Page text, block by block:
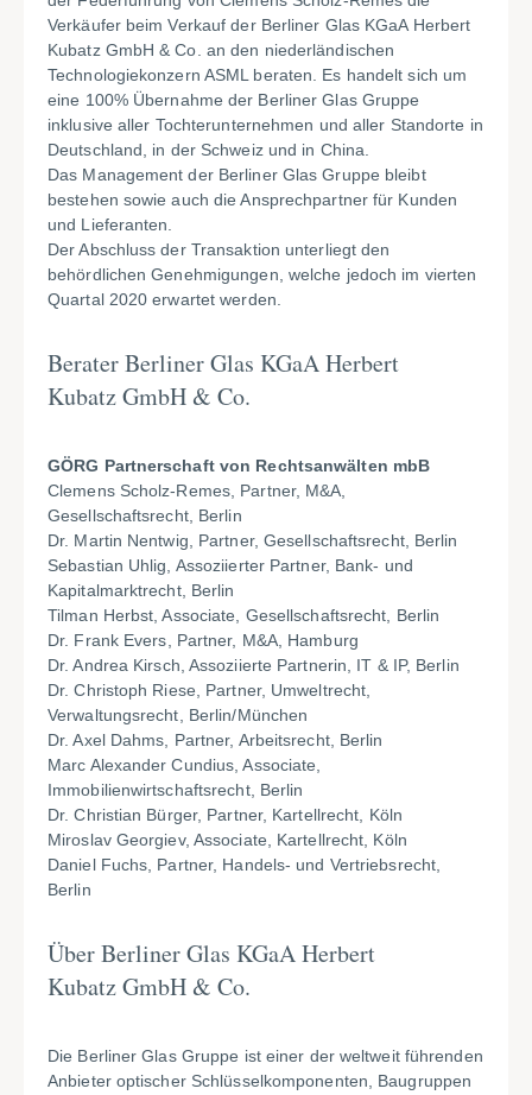
Verkäufer beim Verkauf der Berliner Glas KGaA Herbert
Kubatz GmbH & Co. an den niederländischen
Technologiekonzern ASML beraten. Es handelt sich um
eine 100% Übernahme der Berliner Glas Gruppe
inklusive aller Tochterunternehmen und aller Standorte in
Deutschland, in der Schweiz und in China.
Das Management der Berliner Glas Gruppe bleibt
bestehen sowie auch die Ansprechpartner für Kunden
und Lieferanten.
Der Abschluss der Transaktion unterliegt den
behördlichen Genehmigungen, welche jedoch im vierten
Quartal 2020 erwartet werden.
Berater Berliner Glas KGaA Herbert
Kubatz GmbH & Co.
GÖRG Partnerschaft von Rechtsanwälten mbB
Clemens Scholz-Remes, Partner, M&A,
Gesellschaftsrecht, Berlin
Dr. Martin Nentwig, Partner, Gesellschaftsrecht, Berlin
Sebastian Uhlig, Assoziierter Partner, Bank- und
Kapitalmarktrecht, Berlin
Tilman Herbst, Associate, Gesellschaftsrecht, Berlin
Dr. Frank Evers, Partner, M&A, Hamburg
Dr. Andrea Kirsch, Assoziierte Partnerin, IT & IP, Berlin
Dr. Christoph Riese, Partner, Umweltrecht,
Verwaltungsrecht, Berlin/München
Dr. Axel Dahms, Partner, Arbeitsrecht, Berlin
Marc Alexander Cundius, Associate,
Immobilienwirtschaftsrecht, Berlin
Dr. Christian Bürger, Partner, Kartellrecht, Köln
Miroslav Georgiev, Associate, Kartellrecht, Köln
Daniel Fuchs, Partner, Handels- und Vertriebsrecht,
Berlin
Über Berliner Glas KGaA Herbert
Kubatz GmbH & Co.
Die Berliner Glas Gruppe ist einer der weltweit führenden
Anbieter optischer Schlüsselkomponenten, Baugruppen